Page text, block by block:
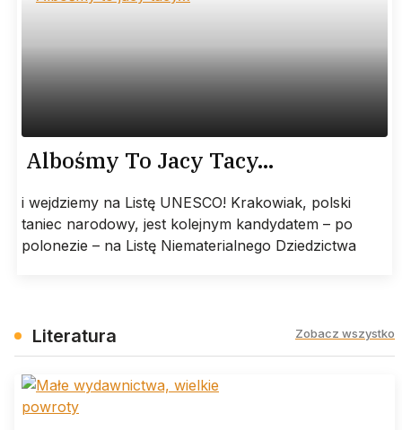
Albośmy To Jacy Tacy…
i wejdziemy na Listę UNESCO! Krakowiak, polski
taniec narodowy, jest kolejnym kandydatem – po
polonezie – na Listę Niematerialnego Dziedzictwa
Literatura Zobacz wszystko